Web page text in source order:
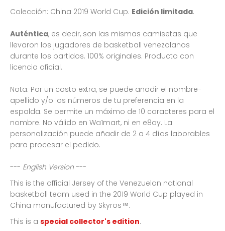
Colección: China 2019 World Cup. Edición limitada.
Auténtica, es decir, son las mismas camisetas que
llevaron los jugadores de basketball venezolanos
durante los partidos. 100% originales. Producto con
licencia oficial.
Nota: Por un costo extra, se puede añadir el nombre-
apellido y/o los números de tu preferencia en la
espalda. Se permite un máximo de 10 caracteres para el
nombre. No válido en Wa1mart, ni en e8ay. La
personalización puede añadir de 2 a 4 días laborables
para procesar el pedido.
--- English Version ---
This is the official Jersey of the Venezuelan national
basketball team used in the 2019 World Cup played in
China manufactured by Skyros™.
This is a special collector's edition.